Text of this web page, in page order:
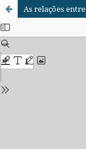
As relações